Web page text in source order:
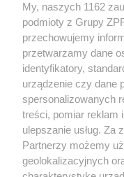
Żaden utwór
rozpowszechniany lub
(w tym także
eksploatacji w
Internecie bez pisemnej
lub wykorzystanie
prawa, tzn. bez właściwej
może być ścigane prawnie.
My, naszych 1162
podmioty z Grupy
przechowujemy
przetwarzamy dane
identyfikatory,
urządzenie czy dane
spersonalizowanych
treści, pomiar reklam
ulepszanie usług. Za
Partnerzy możemy
geolokalizacyjnych